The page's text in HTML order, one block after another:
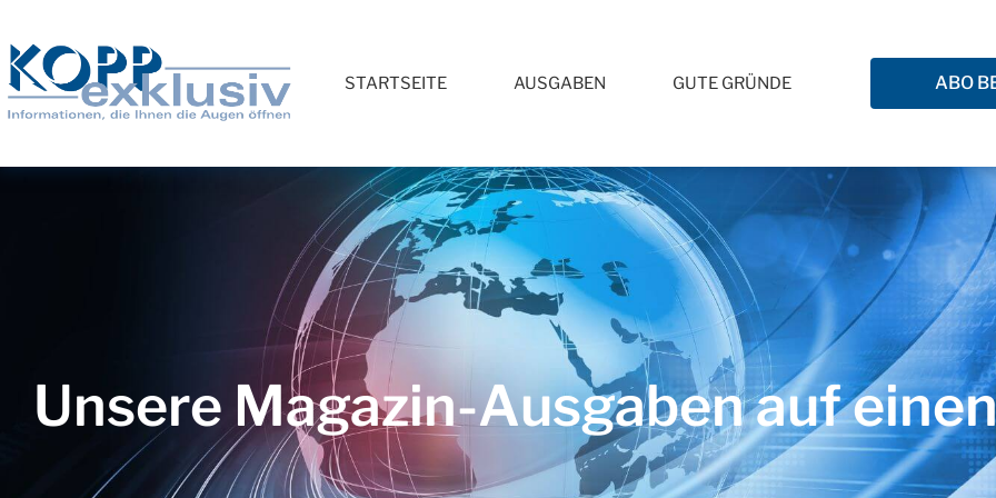
STARTSEITE AUSGABEN GUTE GRÜNDE ABO
Unsere Magazin-Ausgaben auf